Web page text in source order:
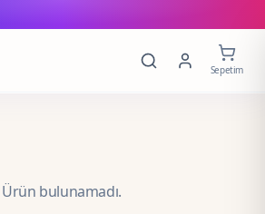
Sepetim
Ürün bulunamadı.